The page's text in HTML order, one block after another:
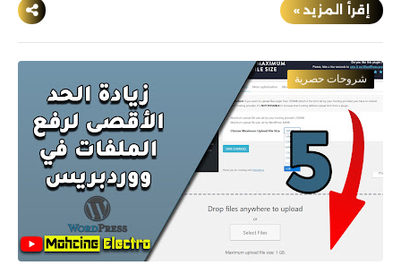
إقرأ المزيد »
شروحات حصرية